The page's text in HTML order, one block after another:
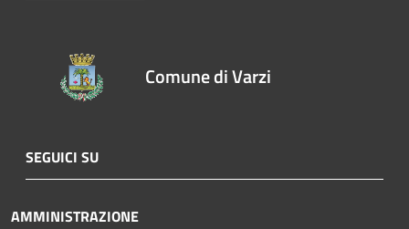
Comune di Varzi
SEGUICI SU
AMMINISTRAZIONE